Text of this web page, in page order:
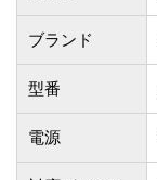
ブランド
型番
電源